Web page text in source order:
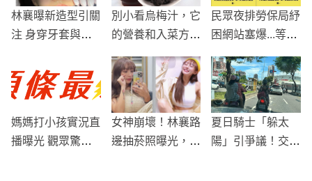
林襄曝新造型引關
注 身穿牙套與膀
別小看烏梅汁，它
的營養和入菜方法
民眾夜排勞保局紓
困網站塞爆...等待
媽媽打小孩實況直
播曝光 觀眾驚呼
女神崩壞！林襄路
邊抽菸照曝光，經
夏日騎士「躲太
陽」引爭議！交通